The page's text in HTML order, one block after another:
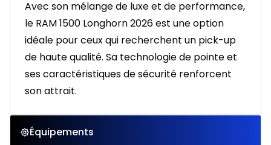
Avec son mélange de luxe et de performance,
le RAM 1500 Longhorn 2026 est une option
idéale pour ceux qui recherchent un pick-up
de haute qualité. Sa technologie de pointe et
ses caractéristiques de sécurité renforcent
son attrait.
Équipements